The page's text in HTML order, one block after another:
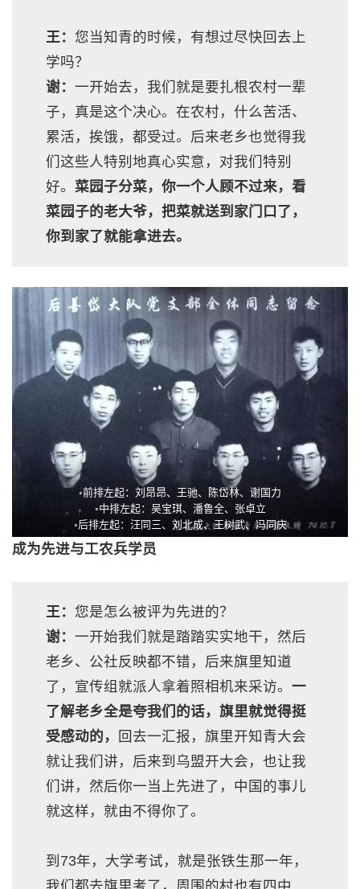
王： 您当知青的时候，有想过尽快回去上
学吗？
谢： 一开始去，我们就是要扎根农村一辈
子，真是这个决心。在农村，什么苦活、
累活，挨饿，都受过。后来老乡也觉得我
们这些人特别地真心实意，对我们特别
好。 菜园子分菜，你一个人顾不过来，看
菜园子的老大爷，把菜就送到家门口了，
你到家了就能拿进去。
◦前排左起：刘昂昂、王驰、陈岱林、谢国力
◦中排左起：吴宝琪、潘鲁全、张卓立
◦后排左起：汪同三、刘北成、王树武、冯同庆
成为先进与工农兵学员
王： 您是怎么被评为先进的？
谢： 一开始我们就是踏踏实实地干，然后
老乡、公社反映都不错，后来旗里知道
了，宣传组就派人拿着照相机来采访。 一
了解老乡全是夸我们的话，旗里就觉得挺
受感动的，
回去一汇报，旗里开知青大会
就让我们讲，后来到乌盟开大会，也让我
们讲，然后你一当上先进了，中国的事儿
就这样，就由不得你了。
到73年，大学考试，就是张铁生那一年，
我们都去旗里考了，周围的村也有四中